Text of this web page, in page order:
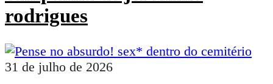
rodrigues
31 de julho de 2026